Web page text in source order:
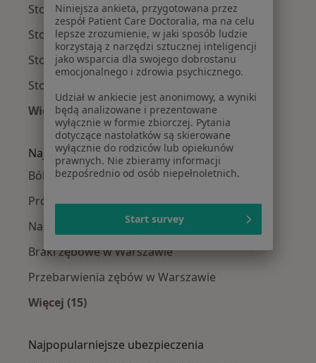
Stomatolodzy Mokotów
Stomatolodzy Wola
Stomatolodzy Ursynów
Stomatolodzy Praga-Południe
Więcej (14)
Więcej w kategorii: Stomatolodzy w pobliżu
Najczęście leczone choroby
Ból zęba w Warszawie
Próchnica w Warszawie
Nadwrażliwość zębów w Warszawie
Braki zębowe w Warszawie
Przebarwienia zębów w Warszawie
Więcej (15)
Najpopularniejsze ubezpieczenia
Niniejsza ankieta, przygotowana przez
zespół Patient Care Doctoralia, ma na celu
lepsze zrozumienie, w jaki sposób ludzie
korzystają z narzędzi sztucznej inteligencji
jako wsparcia dla swojego dobrostanu
emocjonalnego i zdrowia psychicznego.
Udział w ankiecie jest anonimowy, a wyniki
będą analizowane i prezentowane
wyłącznie w formie zbiorczej. Pytania
dotyczące nastolatków są skierowane
wyłącznie do rodziców lub opiekunów
prawnych. Nie zbieramy informacji
bezpośrednio od osób niepełnoletnich.
Start survey